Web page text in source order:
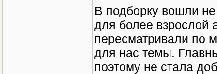
В подборку вошли
для более взрослой
пересматривали по
для нас темы.
поэтому не стала